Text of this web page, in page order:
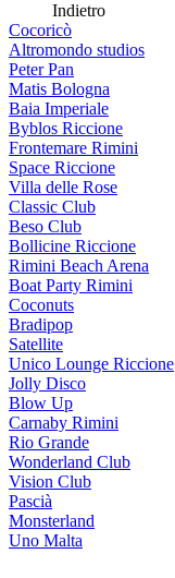
Indietro
Cocoricò
Altromondo studios
Peter Pan
Matis Bologna
Baia Imperiale
Byblos Riccione
Frontemare Rimini
Space Riccione
Villa delle Rose
Classic Club
Beso Club
Bollicine Riccione
Rimini Beach Arena
Boat Party Rimini
Coconuts
Bradipop
Satellite
Unico Lounge Riccione
Jolly Disco
Blow Up
Carnaby Rimini
Rio Grande
Wonderland Club
Vision Club
Pascià
Monsterland
Uno Malta